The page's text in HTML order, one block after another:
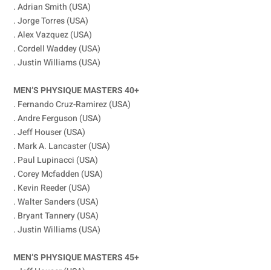
. Adrian Smith (USA)
. Jorge Torres (USA)
. Alex Vazquez (USA)
. Cordell Waddey (USA)
. Justin Williams (USA)
MEN’S PHYSIQUE MASTERS 40+
. Fernando Cruz-Ramirez (USA)
. Andre Ferguson (USA)
. Jeff Houser (USA)
. Mark A. Lancaster (USA)
. Paul Lupinacci (USA)
. Corey Mcfadden (USA)
. Kevin Reeder (USA)
. Walter Sanders (USA)
. Bryant Tannery (USA)
. Justin Williams (USA)
MEN’S PHYSIQUE MASTERS 45+